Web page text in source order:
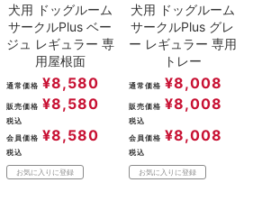
犬用 ドッグルーム
サークルPlus ベー
ジュ レギュラー 専
用屋根面
通常価格 ¥8,580
販売価格 ¥8,580
税込
会員価格 ¥8,580
税込
お気に入りに登録
犬用 ドッグルーム
サークルPlus グレ
ー レギュラー 専用
トレー
通常価格 ¥8,008
販売価格 ¥8,008
税込
会員価格 ¥8,008
税込
お気に入りに登録